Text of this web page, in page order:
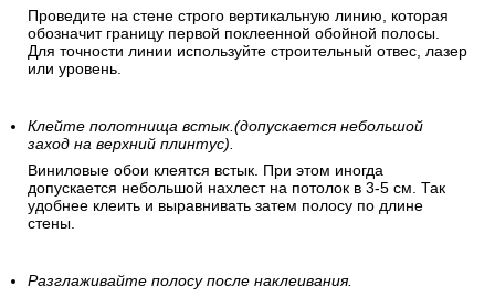
Проведите на стене строго вертикальную линию, которая
обозначит границу первой поклеенной обойной полосы.
Для точности линии используйте строительный отвес, лазер
или уровень.
Клейте полотнища встык.(допускается небольшой
заход на верхний плинтус).
Виниловые обои клеятся встык. При этом иногда
допускается небольшой нахлест на потолок в 3-5 см. Так
удобнее клеить и выравнивать затем полосу по длине
стены.
Разглаживайте полосу после наклеивания.